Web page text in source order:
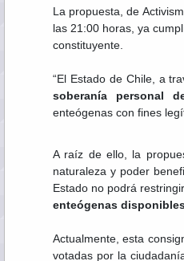
La propuesta, de
las 21:00 horas, ya
constituyente.
“El Estado de Chile, a
soberanía personal
enteógenas con fines
A raíz de ello, la
naturaleza y poder
Estado no podrá
enteógenas
Actualmente, esta
votadas por la